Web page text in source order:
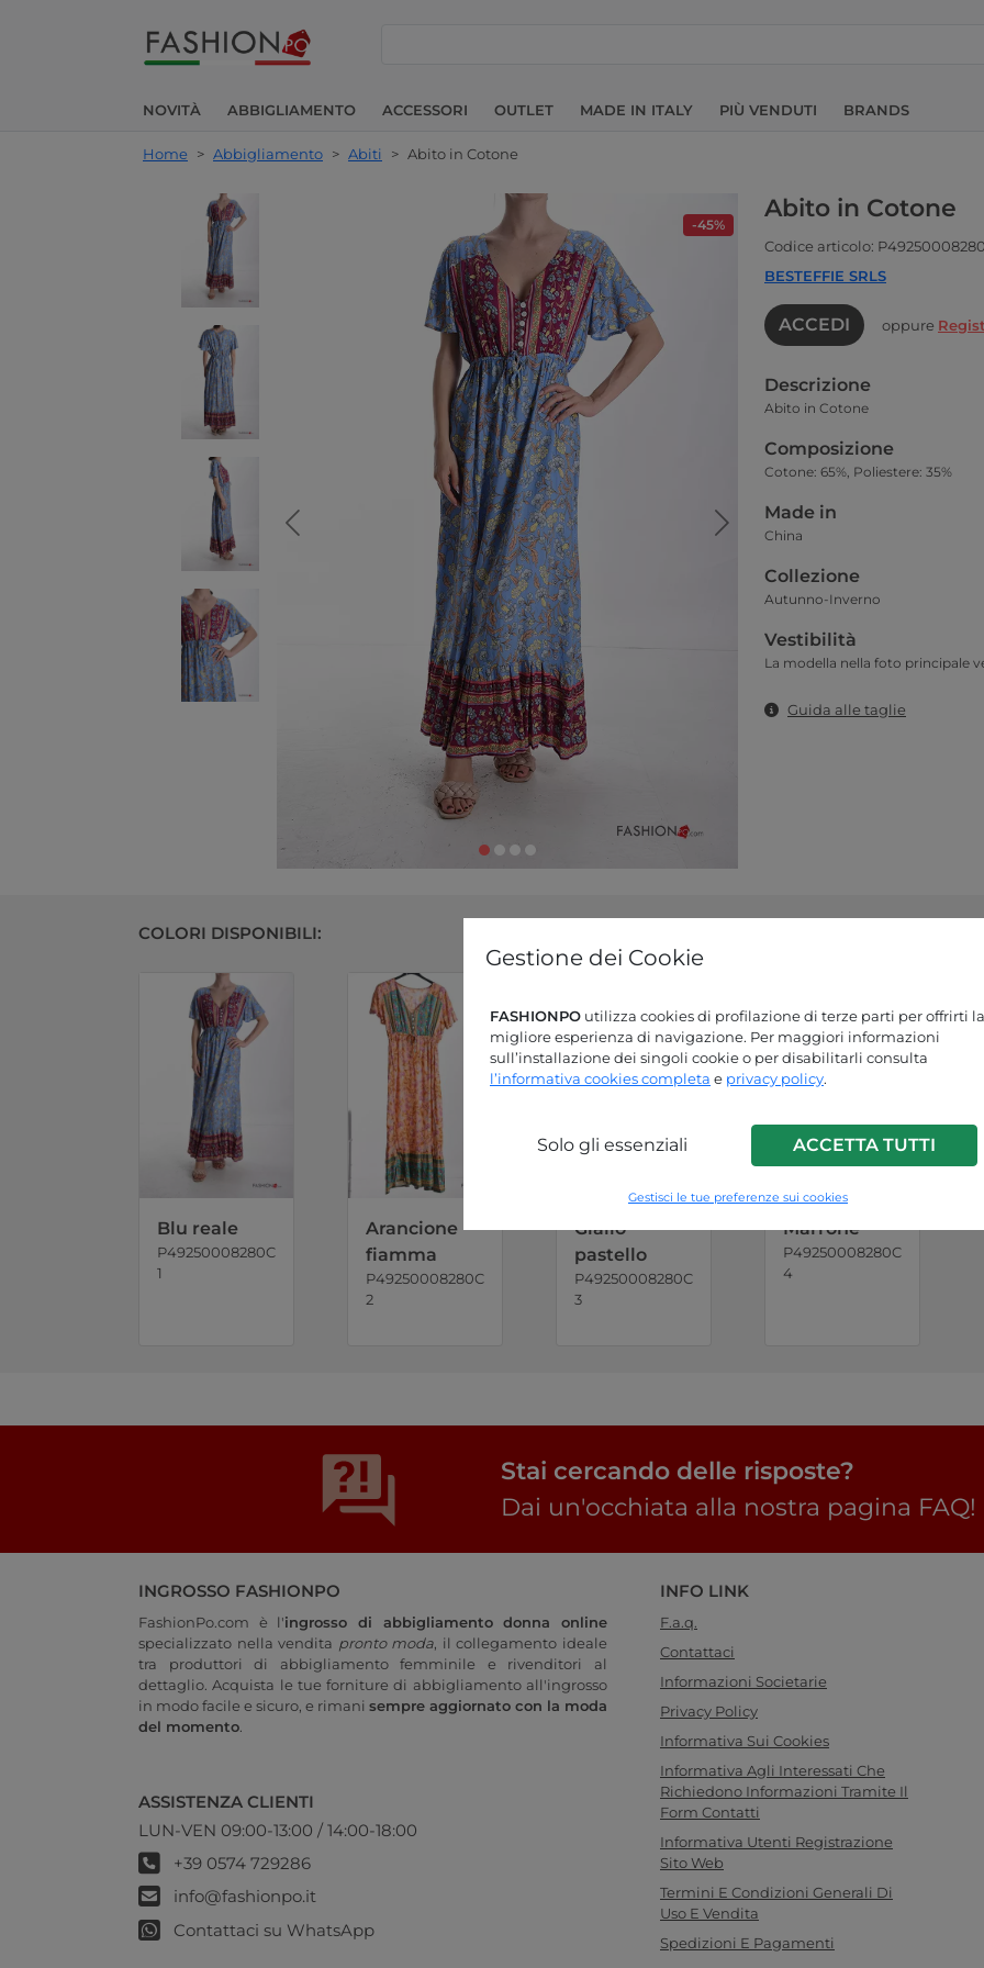
Gestione dei Cookie
FASHIONPO utilizza cookies di profilazione di terze parti per offrirti la
migliore esperienza di navigazione. Per maggiori informazioni
sull’installazione dei singoli cookie o per disabilitarli consulta
l’informativa cookies completa e privacy policy.
Solo gli essenziali ACCETTA TUTTI
Gestisci le tue preferenze sui cookies
NOVITÀ ABBIGLIAMENTO ACCESSORI OUTLET MADE IN ITALY PIÙ VENDUTI BRANDS
Home > Abbigliamento > Abiti > Abito in Cotone
-45%
Abito in Cotone
Codice articolo:
BESTEFFIE SRLS
ACCEDI oppure
Descrizione
Abito in Cotone
Composizione
Cotone: 65%, Poliestere: 35%
Made in
China
Collezione
Autunno-Inverno
Vestibilità
La modella nella foto principale
Guida alle taglie
COLORI DISPONIBILI:
Blu reale
P49250008280C
1
Arancione
fiamma
P49250008280C
2
Giallo
pastello
P49250008280C
3
Marrone
P49250008280C
4
Stai cercando delle risposte?
Dai un'occhiata alla nostra pagina FAQ!
INGROSSO FASHIONPO
FashionPo.com è l'ingrosso di abbigliamento donna online
specializzato nella vendita pronto moda , il collegamento ideale
tra produttori di abbigliamento femminile e rivenditori al
dettaglio. Acquista le tue forniture di abbigliamento all'ingrosso
in modo facile e sicuro, e rimani sempre aggiornato con la moda
del momento
ASSISTENZA CLIENTI
LUN-VEN 09:00-13:00 / 14:00-18:00
+39 0574 729286
info@fashionpo.it
Contattaci su WhatsApp
INFO LINK
F.a.q.
Contattaci
Informazioni Societarie
Privacy Policy
Informativa Sui Cookies
Informativa Agli Interessati Che
Richiedono Informazioni Tramite Il
Form Contatti
Informativa Utenti Registrazione
Sito Web
Termini E Condizioni Generali Di
Uso E Vendita
Spedizioni E Pagamenti